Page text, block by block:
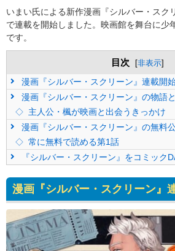
いまい氏による新作漫画『シルバー・スク
で連載を開始しました。映画館を舞台に少
です。
目次 [非表示]
漫画『シルバー・スクリーン』連載開
漫画『シルバー・スクリーン』の物語
主人公・楓が映画と出会うきっかけ
漫画『シルバー・スクリーン』の無料
常に無料で読める第1話
『シルバー・スクリーン』をコミック
漫画『シルバー・スクリーン』